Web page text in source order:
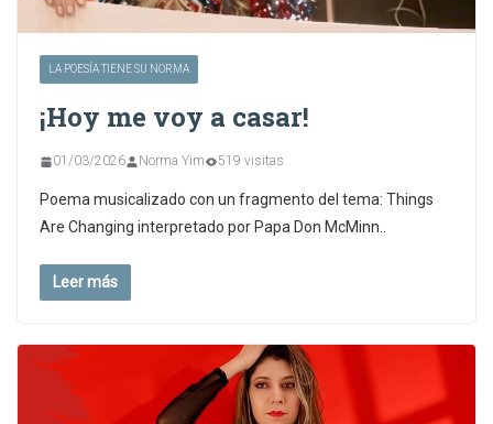
LA POESÍA TIENE SU NORMA
¡Hoy me voy a casar!
01/03/2026 Norma Yim 519 visitas
Poema musicalizado con un fragmento del tema: Things
Are Changing interpretado por Papa Don McMinn..
Leer más